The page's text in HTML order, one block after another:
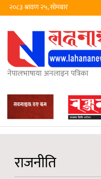
२०८३ श्रावण २५, सोमबार
नेपालभाषाया अनलाइन पत्रिका
राजनीति